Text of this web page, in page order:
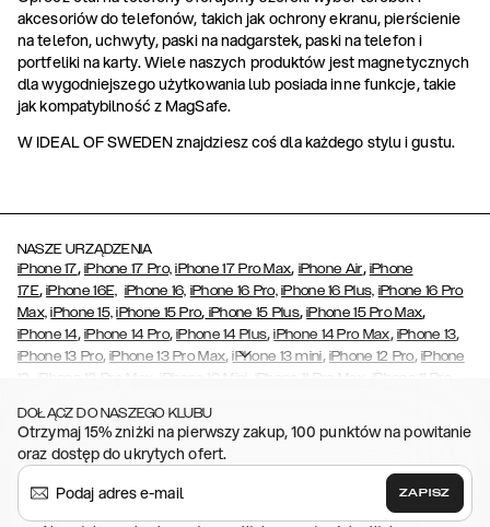
akcesoriów do telefonów, takich jak ochrony ekranu, pierścienie
na telefon, uchwyty, paski na nadgarstek, paski na telefon i
portfeliki na karty. Wiele naszych produktów jest magnetycznych
dla wygodniejszego użytkowania lub posiada inne funkcje, takie
jak kompatybilność z MagSafe.
W IDEAL OF SWEDEN znajdziesz coś dla każdego stylu i gustu.
NASZE URZĄDZENIA
iPhone 17, iPhone 17 Pro, iPhone 17 Pro Max, iPhone Air, iPhone
17E,iPhone 16E, iPhone 16, iPhone 16 Pro, iPhone 16 Plus, iPhone 16 Pro
Max, iPhone 15, iPhone 15 Pro, iPhone 15 Plus,iPhone 15 Pro Max,
iPhone 14, iPhone 14 Pro,iPhone 14 Plus,iPhone 14 Pro Max, iPhone 13,
iPhone 13 Pro,iPhone 13 Pro Max,iPhone 13 mini, iPhone 12 Pro, iPhone
12
iPhone 12 Pro Max iPhone 12 Mini iPhone 11 Pro Max iPhone 11 Pro
(2020/2022),iPhone 8,iPhone 8 Plus iPhone 7 Plus
iPhone
6/6s, iPhone 6/6s Plus , iPhone 5/5s/SE,Galaxy S26 , Galaxy S26+ ,
Galaxy S26 Ultra,Samsung Galaxy S25,Galaxy S25+, Galaxy S25
Ultra, Galaxy S24, Galaxy S24+ Galaxy S23,
Galaxy S23+ Galaxy S22 Plus,Galaxy
DOŁĄCZ DO NASZEGO KLUBU
Otrzymaj 15% zniżki na pierwszy zakup, 100 punktów na powitanie
oraz dostęp do ukrytych ofert.
ZAPISZ